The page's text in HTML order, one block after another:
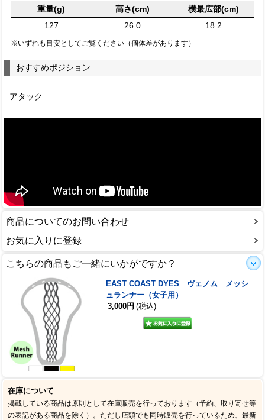
重量(g) 高さ(cm)
横最広部(cm)
127
26.0 18.2
※いずれも目安としてご覧ください（個体差があります）
おすすめポジション
アタック
商品についてのお問い合わせ
お気に入りに登録
こちらの商品もご一緒にいかがですか？
EAST COAST DYES ヴェノム メッシ
ュランナー（女子用）
3,000円 (税込)
在庫について
掲載している商品は原則として在庫販売を行っております（予約、取り寄せ等
の表記がある商品を除く）。ただし店頭でも同時販売を行っているため、最新